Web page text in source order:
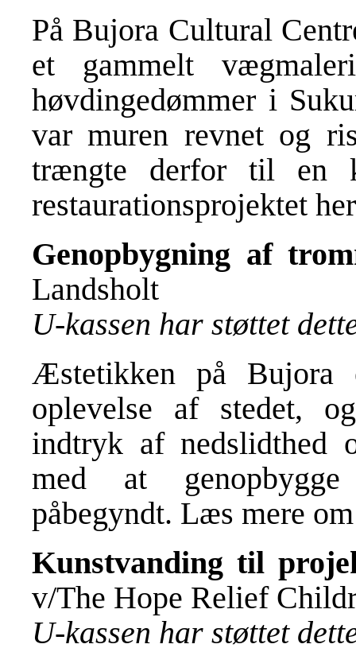
På Bujora Cultural
et gammelt
høvdingedømmer i
var muren revnet og
trængte derfor til en
restaurationsprojektet her
Genopbygning af
Landsholt
U-kassen har støttet
Æstetikken på
oplevelse af stedet,
indtryk af nedslidthed
med at
påbegyndt. Læs mere
Kunstvanding til
v/The Hope Relief
U-kassen har støttet